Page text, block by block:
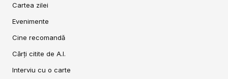
Cartea zilei
Evenimente
Cine recomandă
Cărți citite de A.I.
Interviu cu o carte